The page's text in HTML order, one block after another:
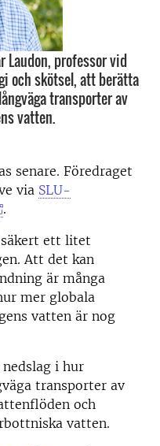
Laudon, professor vid
och skötsel, att berätta
transporter av
vatten.
senare. Föredraget
via SLU-
.
ett litet
Att det kan
är många
mer globala
vatten är nog
i hur
transporter av
och
vatten.